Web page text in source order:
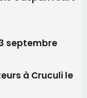
septembre